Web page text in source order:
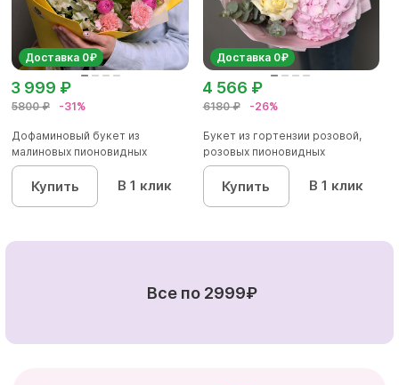
Доставка 0₽
5800 ₽ -31%
3 999 ₽
Дофаминовый букет из
малиновых пионовидных
кустовых роз...
Купить В 1 клик
Доставка 0₽
6180 ₽ -26%
4 566 ₽
Букет из гортензии розовой,
розовых пионовидных
кустовы...
Купить В 1 клик
Все по 2999₽